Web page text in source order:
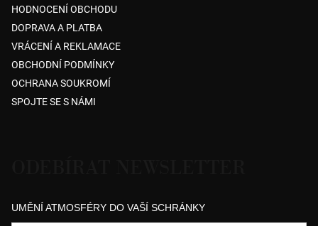
HODNOCENÍ OBCHODU
DOPRAVA A PLATBA
VRÁCENÍ A REKLAMACE
OBCHODNÍ PODMÍNKY
OCHRANA SOUKROMÍ
SPOJTE SE S NÁMI
UMĚNÍ ATMOSFÉRY DO VAŠÍ SCHRÁNKY